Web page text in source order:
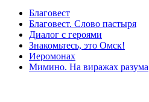
Благовест
Благовест. Слово пастыря
Диалог с героями
Знакомьтесь, это Омск!
Иеромонах
Мимино. На виражах разума